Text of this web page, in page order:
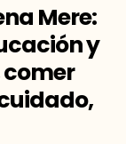
Mere:
y
comer